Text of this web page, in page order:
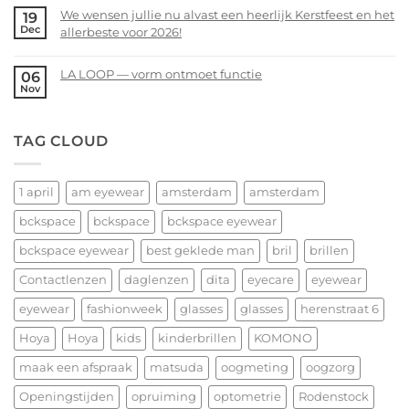
bckspace
|
on
14
–
19
Dec
We wensen jullie nu alvast een heerlijk Kerstfeest en het
allerbeste voor 2026!
Comments
jullie
een
heerlijk
Kerstfeest
en
het
allerbeste
voor
2026!
06
Nov
LA LOOP — vorm ontmoet functie
LA
—
vorm
ontmoet
functie
TAG CLOUD
1 april am eyewear amsterdam amsterdam
bckspace bckspace bckspace eyewear
bckspace eyewear best geklede man bril brillen
Contactlenzen daglenzen dita eyecare eyewear
eyewear fashionweek glasses glasses herenstraat 6
Hoya Hoya kids kinderbrillen KOMONO
maak een afspraak matsuda oogmeting oogzorg
Openingstijden opruiming optometrie Rodenstock